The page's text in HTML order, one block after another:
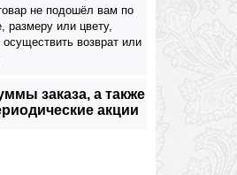
не подошёл вам по
размеру или цвету,
возврат или
заказа, а также
акции